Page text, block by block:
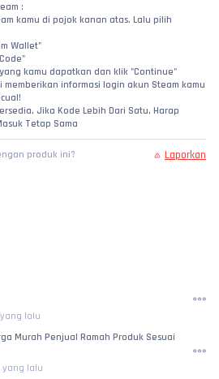
:
kamu di pojok kanan atas. Lalu pilih
Wallet"
kamu dapatkan dan klik "Continue"
informasi login akun Steam kamu
Jika Kode Lebih Dari Satu, Harap
Tetap Sama
produk ini? Laporkan
lalu
Murah Penjual Ramah Produk Sesuai
yang lalu